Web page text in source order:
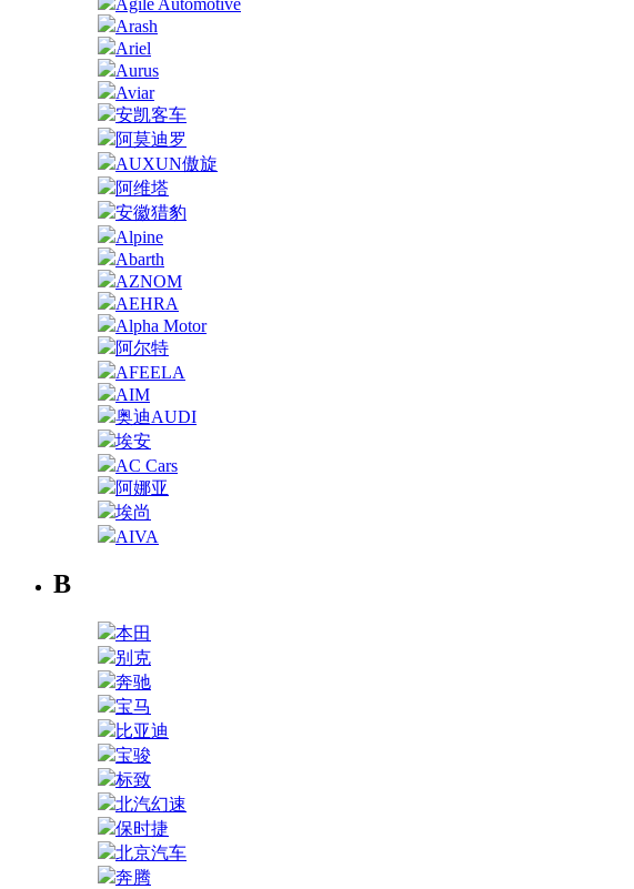
Arash
Ariel
Aurus
Aviar
安凯客车
阿莫迪罗
AUXUN傲旋
阿维塔
安徽猎豹
Alpine
Abarth
AZNOM
AEHRA
Alpha Motor
阿尔特
AFEELA
AIM
奥迪AUDI
埃安
AC Cars
阿娜亚
埃尚
AIVA
B
本田
别克
奔驰
宝马
比亚迪
宝骏
标致
北汽幻速
保时捷
北京汽车
奔腾